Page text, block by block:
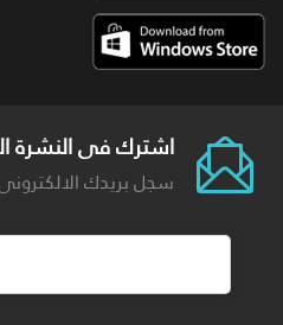
اشترك فى النشرة
سجل بريدك